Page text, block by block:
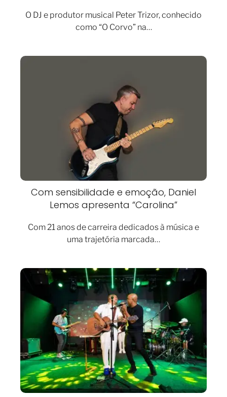
O DJ e produtor musical Peter Trizor, conhecido
como “O Corvo” na…
Com sensibilidade e emoção, Daniel
Lemos apresenta “Carolina”
Com 21 anos de carreira dedicados à música e
uma trajetória marcada…